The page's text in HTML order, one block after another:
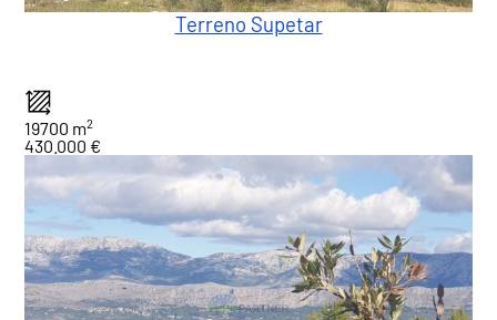
Terreno Supetar
19700 m2
430.000 €